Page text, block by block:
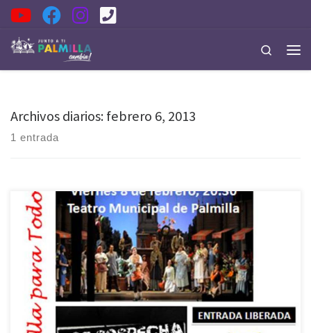
Saltar al contenido
Search
Archivos diarios:febrero 6, 2013
1 entrada
Este jueves, a partir de las 20.30, continúan las actividades del
Programa de Verano que esta desarrollando la Municipalidad de
Palmilla, es así como en el gimnasio municipal, se realizará la gran
final del campeonato de Baby Fútbol Femenino, donde se disputarán
dos encuentros de niños, en las categorías Sub […]